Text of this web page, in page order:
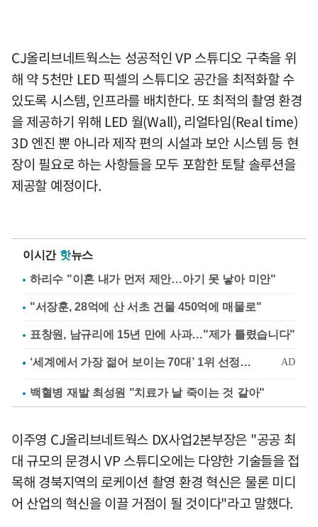
CJ올리브네트웍스는 성공적인 VP 스튜디오 구축을 위
해 약 5천만 LED 픽셀의 스튜디오 공간을 최적화할 수
있도록 시스템, 인프라를 배치한다. 또 최적의 촬영 환경
을 제공하기 위해 LED 월(Wall), 리얼타임(Real time)
3D 엔진 뿐 아니라 제작 편의 시설과 보안 시스템 등 현
장이 필요로 하는 사항들을 모두 포함한 토탈 솔루션을
제공할 예정이다.
이시간 핫뉴스
하리수 "이혼 내가 먼저 제안…아기 못 낳아 미안"
"서장훈, 28억에 산 서초 건물 450억에 매물로"
표창원, 남규리에 15년 만에 사과…"제가 틀렸습니다"
백혈병 재발 최성원 "치료가 날 죽이는 것 같아"
이주영 CJ올리브네트웍스 DX사업2본부장은 "공공 최
대 규모의 문경시 VP 스튜디오에는 다양한 기술들을 접
목해 경북지역의 로케이션 촬영 환경 혁신은 물론 미디
어 산업의 혁신을 이끌 거점이 될 것이다"라고 말했다.